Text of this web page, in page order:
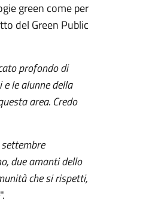
green come per
del Green Public
profondo di
le alunne della
area. Credo
due amanti dello
che si rispetti,
".